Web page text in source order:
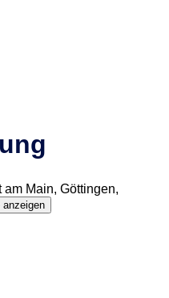
am Main, Göttingen,
anzeigen